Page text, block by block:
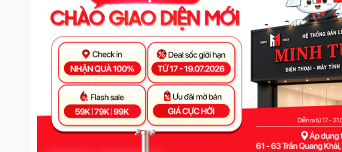
Loa Marshall Cốc sạc